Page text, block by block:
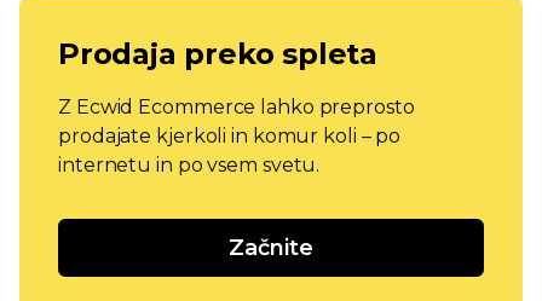
Prodaja preko spleta
Z Ecwid Ecommerce lahko preprosto
prodajate kjerkoli in komur koli – po
internetu in po vsem svetu.
Začnite